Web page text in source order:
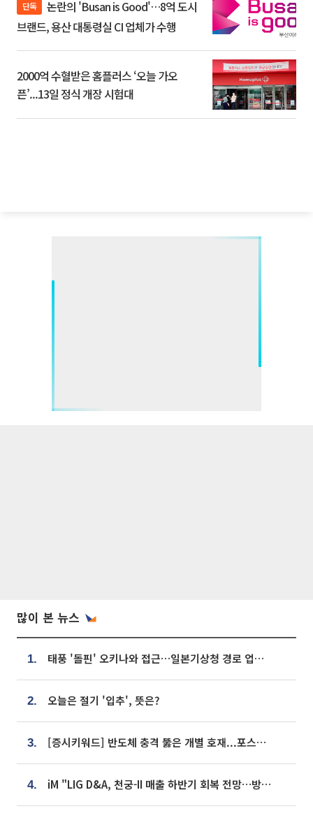
단독
브랜드, 용산 대통령실 CI 업체가 수행
2000억 수혈받은 홈플러스 ‘오늘 가오
픈’...13일 정식 개장 시험대
많이 본 뉴스
1. 태풍 '돌핀' 오키나와 접근…일본기상청 경로 업데이트
2. 오늘은 절기 '입추', 뜻은?
3. [증시키워드] 반도체 충격 뚫은 개별 호재...포스코퓨처엠·에코프로·한화솔루션 '눈길'
4. iM "LIG D&A, 천궁-II 매출 하반기 회복 전망…방산 톱픽 유지"